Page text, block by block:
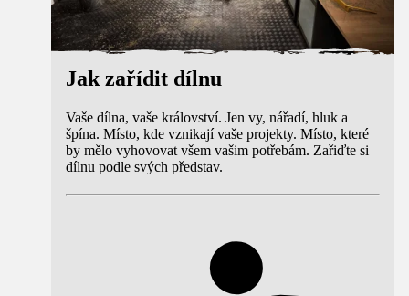
Jak zařídit dílnu
Vaše dílna, vaše království. Jen vy, nářadí, hluk a
špína. Místo, kde vznikají vaše projekty. Místo, které
by mělo vyhovovat všem vašim potřebám. Zařiďte si
dílnu podle svých představ.